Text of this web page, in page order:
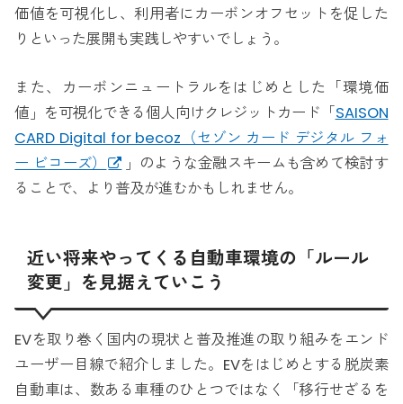
価値を可視化し、利用者にカーボンオフセットを促した
りといった展開も実践しやすいでしょう。
また、カーボンニュートラルをはじめとした「環境価
値」を可視化できる個人向けクレジットカード「SAISON
CARD Digital for becoz（セゾン カード デジタル フォ
ー ビコーズ）
」のような金融スキームも含めて検討す
ることで、より普及が進むかもしれません。
近い将来やってくる自動車環境の「ルール
変更」を見据えていこう
EVを取り巻く国内の現状と普及推進の取り組みをエンド
ユーザー目線で紹介しました。EVをはじめとする脱炭素
自動車は、数ある車種のひとつではなく「移行せざるを